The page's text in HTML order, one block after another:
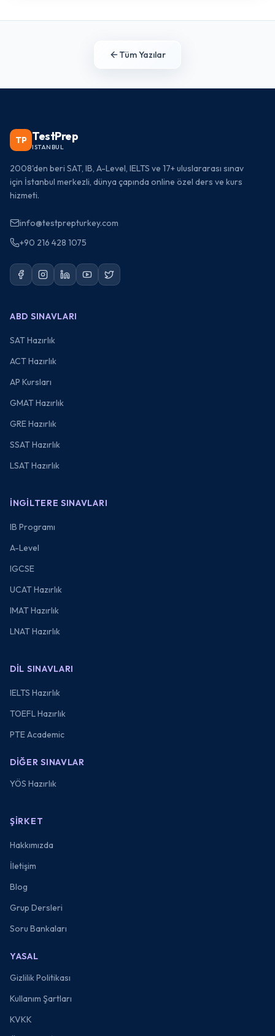
Tüm Yazılar
TP TestPrep
ISTANBUL
2008'den beri SAT, IB, A-Level, IELTS ve 17+ uluslararası sınav
için İstanbul merkezli, dünya çapında online özel ders ve kurs
hizmeti.
info@testprepturkey.com
+90 216 428 1075
ABD SINAVLARI
SAT Hazırlık
ACT Hazırlık
AP Kursları
GMAT Hazırlık
GRE Hazırlık
SSAT Hazırlık
LSAT Hazırlık
İNGILTERE SINAVLARI
IB Programı
A-Level
IGCSE
UCAT Hazırlık
IMAT Hazırlık
LNAT Hazırlık
DIL SINAVLARI
IELTS Hazırlık
TOEFL Hazırlık
PTE Academic
DIĞER SINAVLAR
YÖS Hazırlık
ŞIRKET
Hakkımızda
İletişim
Blog
Grup Dersleri
Soru Bankaları
YASAL
Gizlilik Politikası
Kullanım Şartları
KVKK